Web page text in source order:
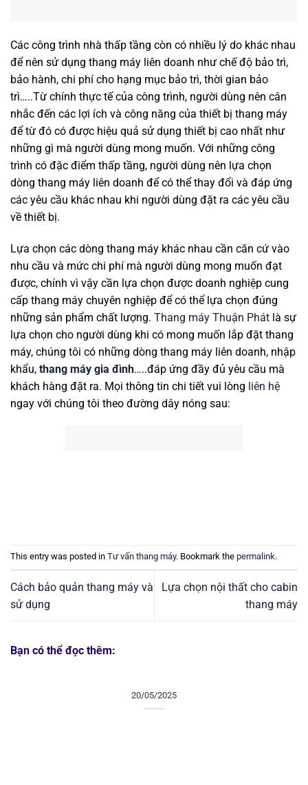
Các công trình nhà thấp tầng còn có nhiều lý do khác nhau
để nên sử dụng thang máy liên doanh như chế độ bảo trì,
bảo hành, chi phí cho hạng mục bảo trì, thời gian bảo
trì…..Từ chính thực tế của công trình, người dùng nên cân
nhắc đến các lợi ích và công năng của thiết bị thang máy
để từ đó có được hiệu quả sử dụng thiết bị cao nhất như
những gì mà người dùng mong muốn. Với những công
trình có đặc điểm thấp tầng, người dùng nên lựa chọn
dòng thang máy liên doanh để có thể thay đổi và đáp ứng
các yêu cầu khác nhau khi người dùng đặt ra các yêu cầu
về thiết bị.
Lựa chọn các dòng thang máy khác nhau cần căn cứ vào
nhu cầu và mức chi phí mà người dùng mong muốn đạt
được, chính vì vậy cần lựa chọn được doanh nghiệp cung
cấp thang máy chuyên nghiệp để có thể lựa chọn đúng
những sản phẩm chất lượng. Thang máy Thuận Phát là sự
lựa chọn cho người dùng khi có mong muốn lắp đặt thang
máy, chúng tôi có những dòng thang máy liên doanh, nhập
khẩu, thang máy gia đình…..đáp ứng đầy đủ yêu cầu mà
khách hàng đặt ra. Mọi thông tin chi tiết vui lòng liên hệ
ngay với chúng tôi theo đường dây nóng sau:
This entry was posted in Tư vấn thang máy. Bookmark the permalink.
Cách bảo quản thang máy và
sử dụng
Lựa chọn nội thất cho cabin
thang máy
Bạn có thể đọc thêm:
20/05/2025